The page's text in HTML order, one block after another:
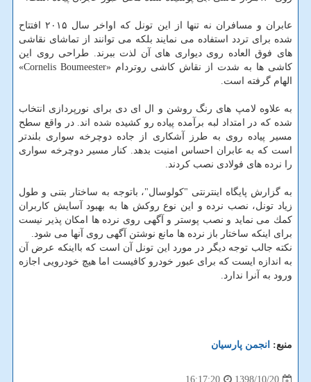
عابران و مسافران نه تنها از این تونل كه اواخر سال ۲۰۱۵ افتتاح
شده برای تردد استفاده می نمایند بلكه می توانند از تماشای نقاشی
های فوق العاده روی دیواری های آن لذت ببرند. طراحی روی این
كاشی ها به شدت از نقاش كاشی روتردام «Cornelis Boumeester»
الهام گرفته است.
به علاوه لامپ های رنگ روشن و ال ای دی برای نورپردازی انتخاب
شده كه در امتداد لبه برآمده پیاده رو كشیده شده اند. در واقع سطح
مسیر پیاده روی به طرز آشكاری از جاده دوچرخه سواری بلندتر
است كه به عابران احساس امنیت بدهد. كنار مسیر دوچرخه سواری
را نرده های فولادی نصب كردند.
به گزارش پایگاه اینترنتی "كولوسال"، باتوجه به ساختار بتنی و طول
زیاد تونل، نصب نرده و این نوع روكش ها به بهبود آسایش كاربران
كمك می نماید و نصب پوستر و آگهی روی نرده ها امكان پذیر نیست
برای اینكه ساختار باز نرده ها مانع نوشتن آگهی روی آنها می شود.
نكته جالب توجه دیگر در مورد این تونل آن است كه بااینكه عرض آن
به اندازه ایست كه برای عبور خودرو كافیست اما هیچ خودرویی اجازه
ورود به آنرا ندارد.
منبع: انجمن پارسیان
1398/10/20
16:17:20